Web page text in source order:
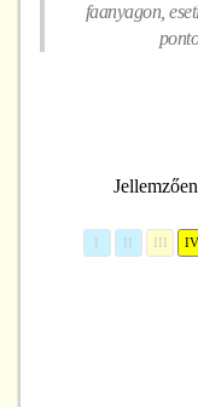
faanyagon,
IV